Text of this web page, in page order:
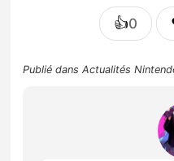
👍0
Publié dansActualités